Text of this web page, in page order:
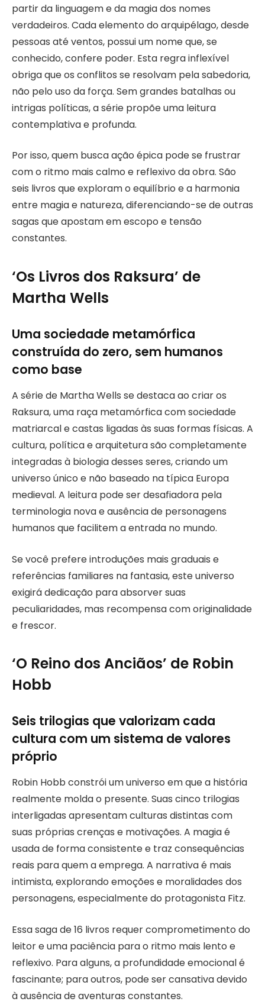
partir da linguagem e da magia dos nomes
verdadeiros. Cada elemento do arquipélago, desde
pessoas até ventos, possui um nome que, se
conhecido, confere poder. Esta regra inflexível
obriga que os conflitos se resolvam pela sabedoria,
não pelo uso da força. Sem grandes batalhas ou
intrigas políticas, a série propõe uma leitura
contemplativa e profunda.
Por isso, quem busca ação épica pode se frustrar
com o ritmo mais calmo e reflexivo da obra. São
seis livros que exploram o equilíbrio e a harmonia
entre magia e natureza, diferenciando-se de outras
sagas que apostam em escopo e tensão
constantes.
‘Os Livros dos Raksura’ de
Martha Wells
Uma sociedade metamórfica
construída do zero, sem humanos
como base
A série de Martha Wells se destaca ao criar os
Raksura, uma raça metamórfica com sociedade
matriarcal e castas ligadas às suas formas físicas. A
cultura, política e arquitetura são completamente
integradas à biologia desses seres, criando um
universo único e não baseado na típica Europa
medieval. A leitura pode ser desafiadora pela
terminologia nova e ausência de personagens
humanos que facilitem a entrada no mundo.
Se você prefere introduções mais graduais e
referências familiares na fantasia, este universo
exigirá dedicação para absorver suas
peculiaridades, mas recompensa com originalidade
e frescor.
‘O Reino dos Anciãos’ de Robin
Hobb
Seis trilogias que valorizam cada
cultura com um sistema de valores
próprio
Robin Hobb constrói um universo em que a história
realmente molda o presente. Suas cinco trilogias
interligadas apresentam culturas distintas com
suas próprias crenças e motivações. A magia é
usada de forma consistente e traz consequências
reais para quem a emprega. A narrativa é mais
intimista, explorando emoções e moralidades dos
personagens, especialmente do protagonista Fitz.
Essa saga de 16 livros requer comprometimento do
leitor e uma paciência para o ritmo mais lento e
reflexivo. Para alguns, a profundidade emocional é
fascinante; para outros, pode ser cansativa devido
à ausência de aventuras constantes.